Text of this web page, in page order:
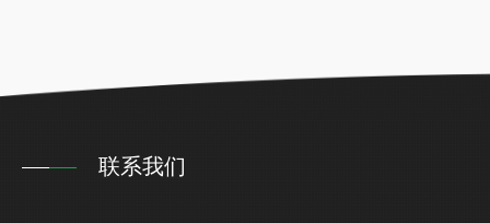
联系我们